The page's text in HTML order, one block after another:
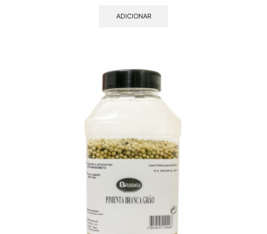
ADICIONAR